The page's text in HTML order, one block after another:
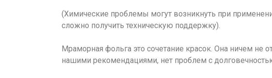
(Химические проблемы могут возникнуть при
сложно получить техническую поддержку).
Мраморная фольга это сочетание красок. Она ничем не
нашими рекомендациями, нет проблем с